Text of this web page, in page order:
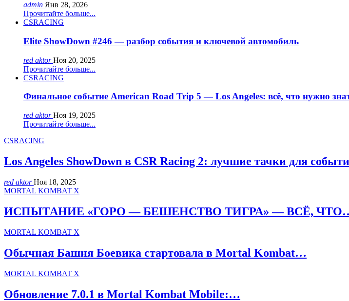
admin Янв 28, 2026
Прочитайте больше...
CSRACING
Elite ShowDown #246 — разбор события и ключевой автомобиль
red aktorНоя 20, 2025
Прочитайте больше...
CSRACING
Финальное событие American Road Trip 5 — Los Angeles: всё, что нужно
red aktorНоя 19, 2025
Прочитайте больше...
CSRACING
Los Angeles ShowDown в CSR Racing 2: лучшие тачки для
red aktorНоя 18, 2025
MORTAL KOMBAT X
ИСПЫТАНИЕ «ГОРО — БЕШЕНСТВО ТИГРА» — ВСЁ,
MORTAL KOMBAT X
Обычная Башня Боевика стартовала в Mortal Kombat…
MORTAL KOMBAT X
Обновление 7.0.1 в Mortal Kombat Mobile:…